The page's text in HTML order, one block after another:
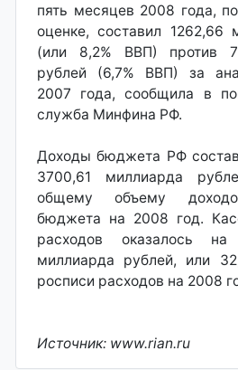
пять месяцев 2008 года,
оценке, составил 1262,66
(или 8,2% ВВП) против
рублей (6,7% ВВП) за
2007 года, сообщила в
служба Минфина РФ.
Доходы бюджета РФ
3700,61 миллиарда
общему объему
бюджета на 2008 год.
расходов оказалось
миллиарда рублей, или
росписи расходов на 2008
Источник: www.rian.ru